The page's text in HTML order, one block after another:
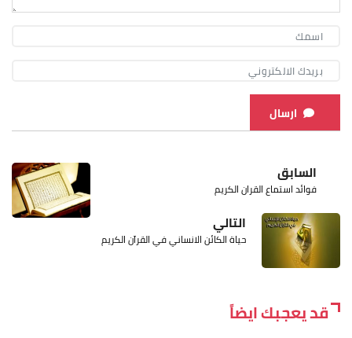
ارسال
السابق
فوائد استماع القران الكريم
التالي
حياة الكائن الانساني في القرآن الكريم
قد يعجبك ايضاً